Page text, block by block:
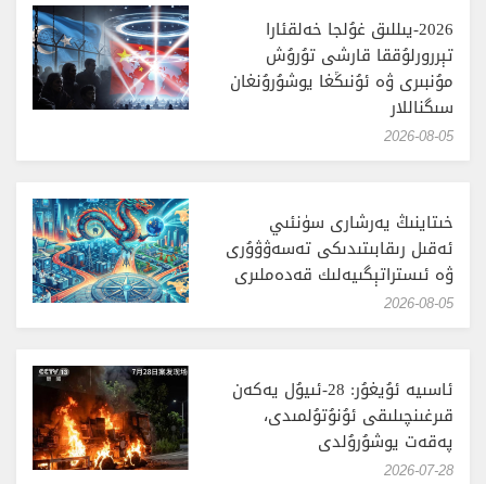
2026-يىللىق غۇلجا خەلقئارا
تېررورلۇققا قارشى تۇرۇش
مۇنبىرى ۋە ئۇنىڭغا يوشۇرۇنغان
سىگناللار
‎2026-08-05
خىتاينىڭ يەرشارى سۈنئىي
ئەقىل رىقابىتىدىكى تەسەۋۋۇرى
ۋە ئىستراتېگىيەلىك قەدەملىرى
‎2026-08-05
ئاسىيە ئۇيغۇر: 28-ئىيۇل يەكەن
قىرغىنچىلىقى ئۇنۇتۇلمىدى،
پەقەت يوشۇرۇلدى
‎2026-07-28